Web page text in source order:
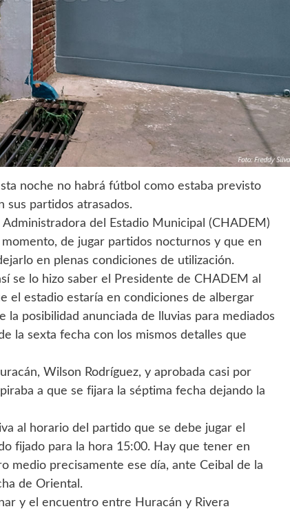
noche no habrá fútbol como estaba previsto
sus partidos atrasados.
del Estadio Municipal (CHADEM)
de jugar partidos nocturnos y que en
en plenas condiciones de utilización.
se lo hizo saber el Presidente de CHADEM al
el estadio estaría en condiciones de albergar
posibilidad anunciada de lluvias para mediados
la sexta fecha con los mismos detalles que
Wilson Rodríguez, y aprobada casi por
a que se fijara la séptima fecha dejando la
al horario del partido que se debe jugar el
fijado para la hora 15:00. Hay que tener en
medio precisamente ese día, ante Ceibal de la
de Oriental.
y el encuentro entre Huracán y Rivera